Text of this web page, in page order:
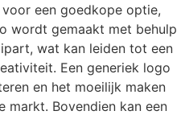
een goedkope optie,
wordt gemaakt met behulp
wat kan leiden tot een
Een generiek logo
en het moeilijk maken
markt. Bovendien kan een